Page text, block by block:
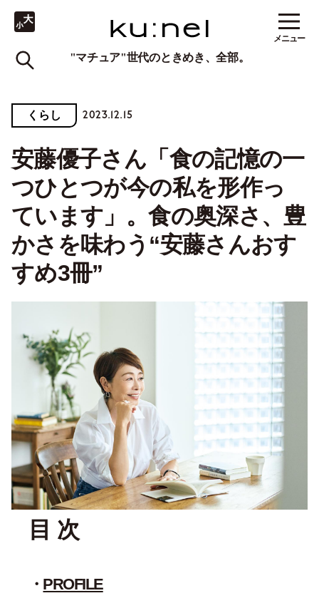
"マチュア"世代のときめき、全部。
メニュー
くらし 2023.12.15
安藤優子さん「食の記憶の一
つひとつが今の私を形作っ
ています」。食の奥深さ、豊
かさを味わう“安藤さんおす
すめ3冊”
目 次
PROFILE